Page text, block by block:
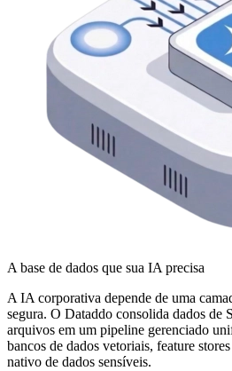
A base de dados que sua IA precisa
A IA corporativa depende de uma
segura. O Dataddo consolida dados de
arquivos em um pipeline gerenciado
bancos de dados vetoriais, feature
nativo de dados sensíveis.